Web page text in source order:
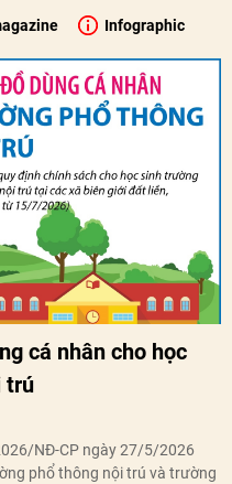
Infographic
cá nhân cho học
trú
NĐ-CP ngày 27/5/2026
phổ thông nội trú và trường